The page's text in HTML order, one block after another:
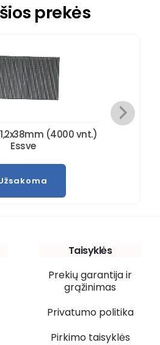
prekės
(4000 vnt.)
Essve
Taisyklės
Prekių garantija ir
grąžinimas
Privatumo politika
Pirkimo taisyklės